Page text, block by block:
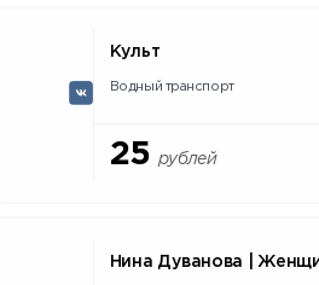
Культ
Водный транспорт
25 рублей
Нина Дуванова |